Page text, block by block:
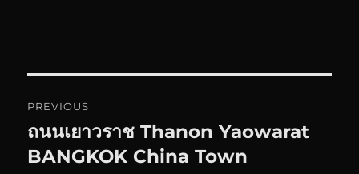
Navigation
PREVIOUS
Previous
post:
ถนนเยาวราช Thanon Yaowarat
BANGKOK China Town